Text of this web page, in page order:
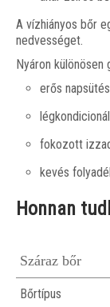
A vízhiányos bőr
nedvességet.
Nyáron különösen
erős napsütés
fokozott
kevés
Honnan
Száraz bőr
Bőrtípus